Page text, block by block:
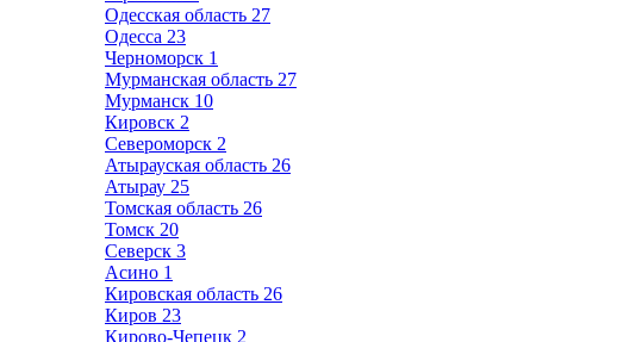
Одесская область 27
Одесса 23
Черноморск 1
Мурманская область 27
Мурманск 10
Кировск 2
Североморск 2
Атырауская область 26
Атырау 25
Томская область 26
Томск 20
Северск 3
Асино 1
Кировская область 26
Киров 23
Кирово-Чепецк 2